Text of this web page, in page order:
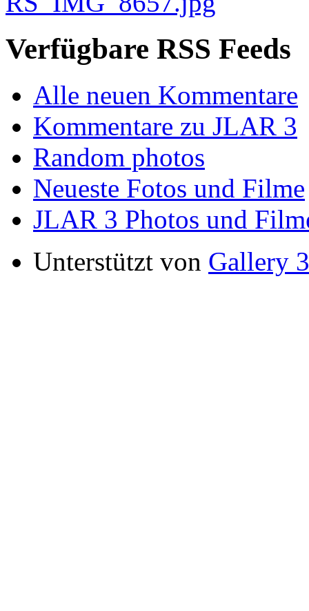
Verfügbare RSS Feeds
Alle neuen Kommentare
Kommentare zu JLAR 3
Random photos
Neueste Fotos und Filme
JLAR 3 Photos und
Unterstützt von Gallery